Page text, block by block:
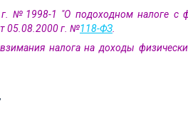
№1998-1 "О подоходном налоге с
05.08.2000 г. №118-ФЗ
налога на доходы